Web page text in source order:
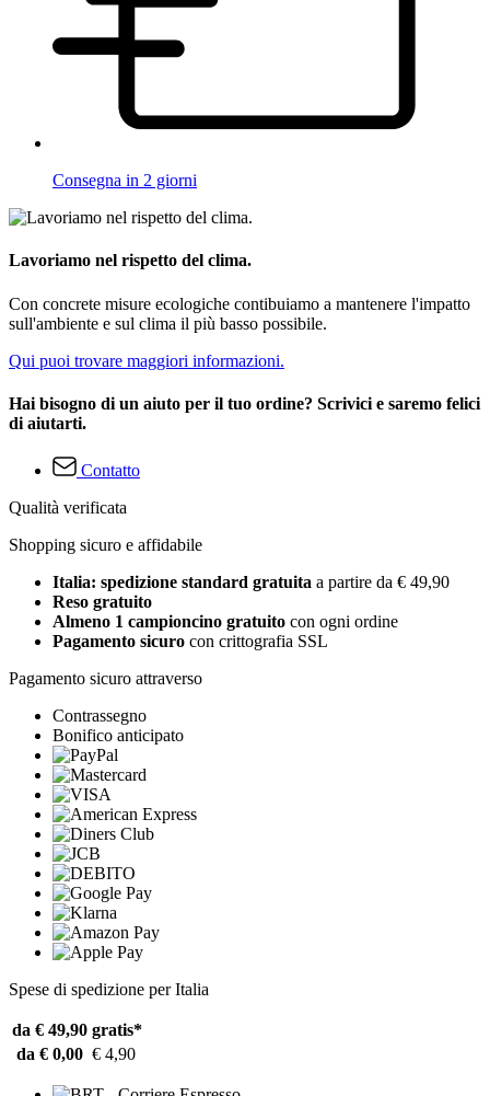
Consegna in 2 giorni
Lavoriamo nel rispetto del clima.
Con concrete misure ecologiche contibuiamo a mantenere l'impatto
sull'ambiente e sul clima il più basso possibile.
Qui puoi trovare maggiori informazioni.
Hai bisogno di un aiuto per il tuo ordine? Scrivici e saremo felici
di aiutarti.
Contatto
Qualità verificata
Shopping sicuro e affidabile
Italia: spedizione standard gratuita a partire da € 49,90
Reso gratuito
Almeno 1 campioncino gratuito con ogni ordine
Pagamento sicuro con crittografia SSL
Pagamento sicuro attraverso
Contrassegno
Bonifico anticipato
Spese di spedizione per Italia
da € 49,90 gratis*
da € 0,00 € 4,90